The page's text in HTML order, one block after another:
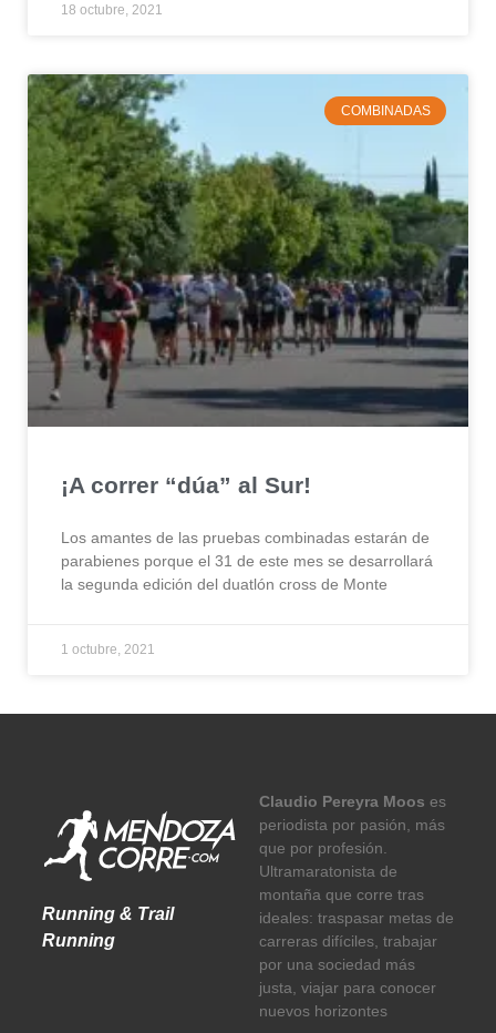
18 octubre, 2021
COMBINADAS
¡A correr “dúa” al Sur!
Los amantes de las pruebas combinadas estarán de
parabienes porque el 31 de este mes se desarrollará
la segunda edición del duatlón cross de Monte
1 octubre, 2021
Running & Trail
Running
Claudio Pereyra Moos es
periodista por pasión, más
que por profesión.
Ultramaratonista de
montaña que corre tras
ideales: traspasar metas de
carreras difíciles, trabajar
por una sociedad más
justa, viajar para conocer
nuevos horizontes